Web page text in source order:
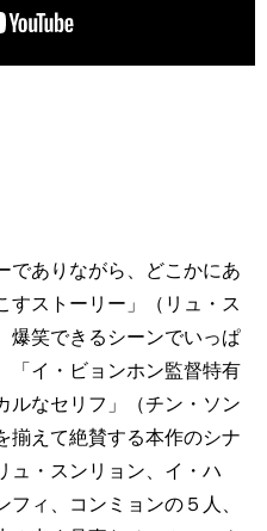
でありながら、どこかにあ
すストーリー」（リュ・ス
爆笑できるシーンでいっぱ
「イ・ビョンホン監督特有
ルなセリフ」（チン・ソン
揃えて絶賛する本作のシナ
ュ・スンリョン、イ・ハ
ィ、コンミョンの５人、